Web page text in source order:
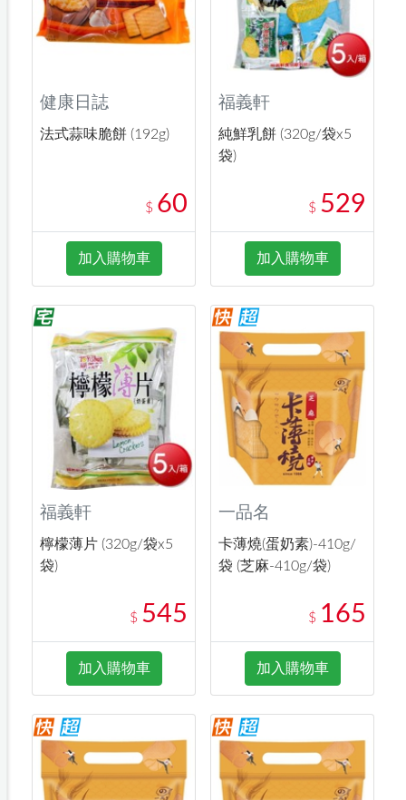
健康日誌
法式蒜味脆餅 (192g)
$ 60
加入購物車
福義軒
純鮮乳餅 (320g/袋x5
袋)
$ 529
加入購物車
福義軒
檸檬薄片 (320g/袋x5
袋)
$ 545
加入購物車
一品名
卡薄燒(蛋奶素)-410g/
袋 (芝麻-410g/袋)
$ 165
加入購物車